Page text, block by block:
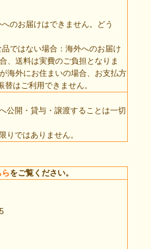
のお届けはできません。どう
ではない場合：海外へのお届け
、送料は実費のご負担となりま
海外にお住まいの場合、お支払方
はご利用できません。
公開・貸与・譲渡することは一切
りではありません。
らをご覧ください。